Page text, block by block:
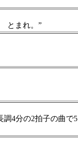
とまれ。”
調4分の2拍子の曲で5